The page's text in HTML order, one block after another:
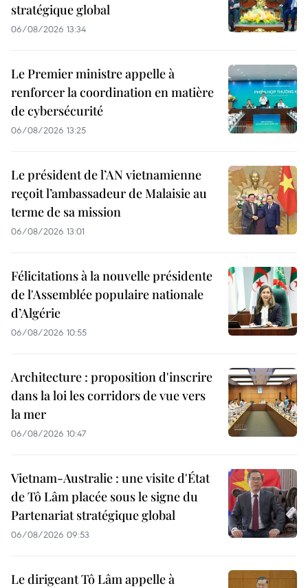
stratégique global
06/08/2026 13:34
Le Premier ministre appelle à
renforcer la coordination en matière
de cybersécurité
06/08/2026 13:25
Le président de l’AN vietnamienne
reçoit l’ambassadeur de Malaisie au
terme de sa mission
06/08/2026 13:01
Félicitations à la nouvelle présidente
de l'Assemblée populaire nationale
d’Algérie
06/08/2026 10:55
Architecture : proposition d'inscrire
dans la loi les corridors de vue vers
la mer
06/08/2026 10:47
Vietnam-Australie : une visite d'État
de Tô Lâm placée sous le signe du
Partenariat stratégique global
06/08/2026 09:53
Le dirigeant Tô Lâm appelle à